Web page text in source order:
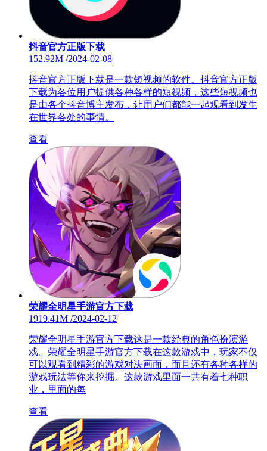
抖音官方正版下载
152.92M /2024-02-08
抖音官方正版下载是一款短视频的软件。抖音官方正版
下载为各位用户提供各种各样的短视频，这些短视频也
是由各个抖音博主发布，让用户们都能一起观看到发生
在世界各处的事情。
查看
荣耀全明星手游官方下载
1919.41M /2024-02-12
荣耀全明星手游官方下载这是一款经典的角色扮演游
戏。荣耀全明星手游官方下载在这款游戏中，玩家不仅
可以观看到精彩的游戏对决画面，而且还有各种各样的
游戏玩法等你来挖掘。这款游戏里面一共有着七种职
业，里面的每
查看